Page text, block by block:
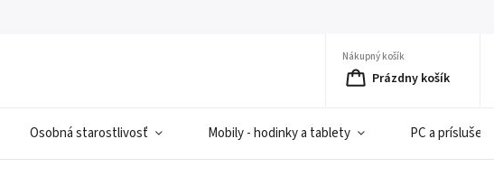
Nákupný košík
Prázdny košík
Osobná starostlivosť Mobily - hodinky a tablety PC a